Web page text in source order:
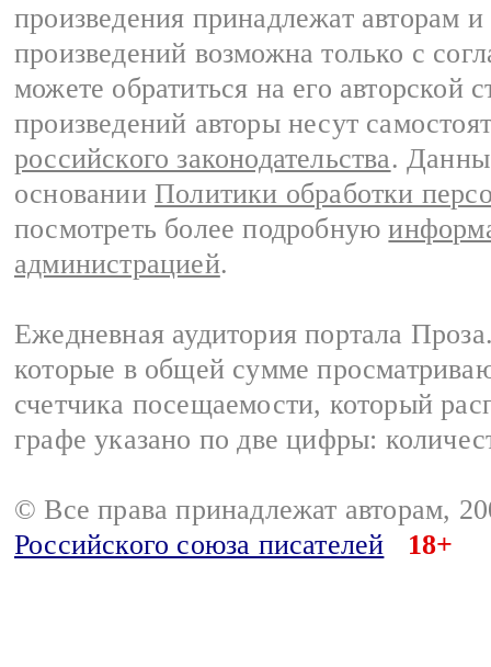
произведения принадлежат авторам
произведений возможна только с
можете обратиться на его авторской
произведений авторы несут
российского законодательства.
основании Политики обработки
посмотреть более подробную
администрацией.
Ежедневная аудитория портала
которые в общей сумме
счетчика посещаемости, который
графе указано по две цифры:
© Все права принадлежат авторам,
Российского союза писателей
18+